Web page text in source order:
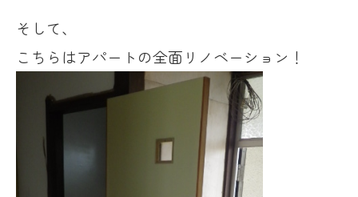
そして、
こちらはアパートの全面リノベーション！